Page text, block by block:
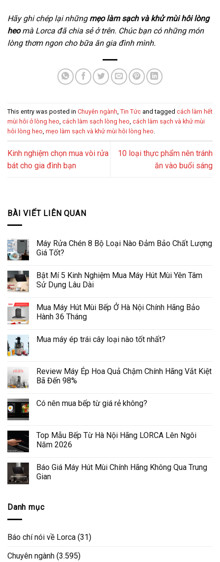
Hãy ghi chép lại những mẹo làm sạch và khử mùi hôi lòng
heomà Lorca đã chia sẻ ở trên. Chúc bạn có những món
lòng thơm ngon cho bữa ăn gia đình mình.
This entry was posted in Chuyên ngành Tin Tức and tagged cách làm hết
mùi hôi ở lòng heo cách làm sạch lòng heo cách làm sạch và khử mùi
hôi lòng heo mẹo làm sạch và khử mùi hôi lòng heo
Kinh nghiệm chọn mua vòi rửa
bát cho gia đình bạn
10 loại thực phẩm nên tránh
ăn vào buổi sáng
BÀI VIẾT LIÊN QUAN
Máy Rửa Chén 8 Bộ Loại Nào Đảm Bảo Chất Lượng
Giá Tốt?
Bật Mí 5 Kinh Nghiệm Mua Máy Hút Mùi Yên Tâm
Sử Dụng Lâu Dài
Mua Máy Hút Mùi Bếp Ở Hà Nội Chính Hãng Bảo
Hành 36 Tháng
Mua máy ép trái cây loại nào tốt nhất?
Review Máy Ép Hoa Quả Chậm Chính Hãng Vắt Kiệt
Bã Đến 98%
Có nên mua bếp từ giá rẻ không?
Top Mẫu Bếp Từ Hà Nội Hãng LORCA Lên Ngôi
Năm 2026
Báo Giá Máy Hút Mùi Chính Hãng Không Qua Trung
Gian
Danh mục
Báo chí nói về Lorca (31)
Chuyên ngành (3.595)